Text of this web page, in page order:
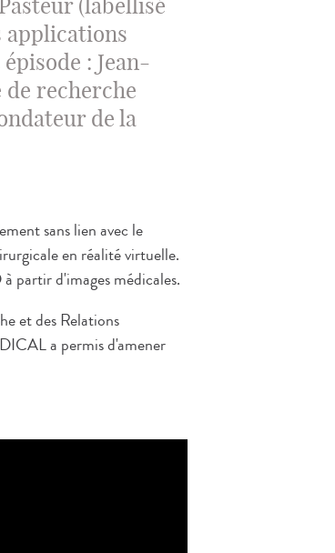
(labellisé
applications
: Jean-
de recherche
de la
sans lien avec le
en réalité virtuelle.
partir d'images médicales.
et des Relations
a permis d'amener